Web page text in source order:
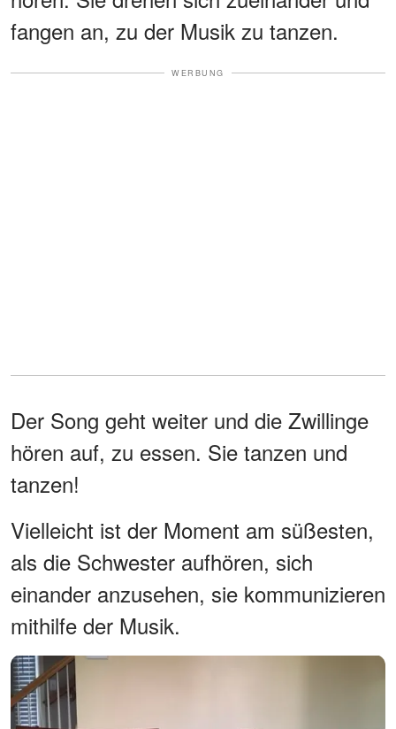
fangen an, zu der Musik zu tanzen.
WERBUNG
Der Song geht weiter und die Zwillinge
hören auf, zu essen. Sie tanzen und
tanzen!
Vielleicht ist der Moment am süßesten,
als die Schwester aufhören, sich
einander anzusehen, sie kommunizieren
mithilfe der Musik.